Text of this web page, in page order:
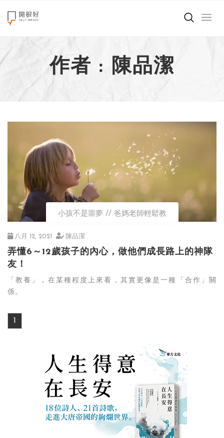
來點正能量
世界在想什麼
創造美好生活
職場商業經濟
影片專區
關於我們
作者 : 陳品潔
小孩不是噩夢 爸媽老師輕鬆教
八月 12, 2021 陳品潔
弄懂6～12歲孩子的內心，做他們成長路上的神隊
友！
「教養」，在某種程度上來看，其實更像是一種「合作」關
係。
1